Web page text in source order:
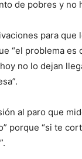
de pobres y no
para
“el problema
no lo dejan
al paro que
porque “si te